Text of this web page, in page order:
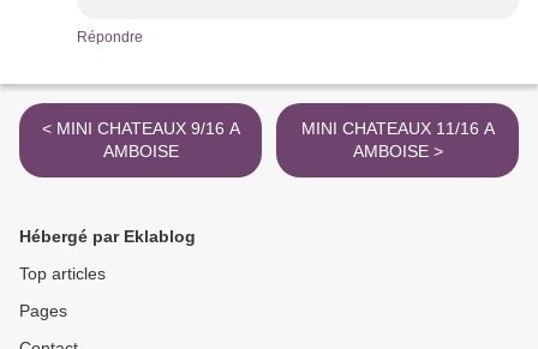
Répondre
< MINI CHATEAUX 9/16 A
AMBOISE
MINI CHATEAUX 11/16 A
AMBOISE >
Hébergé par Eklablog
Top articles
Pages